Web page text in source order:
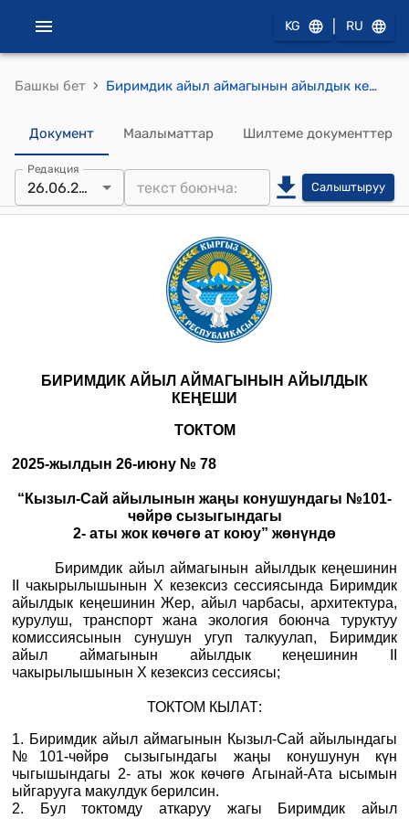
KG RU
Башкы бет › Биримдик айыл аймагынын айылдык кеңешинин 2025-жылдын 26-июнундагы № 78 “Кызыл-Сай айылынын жаңы конушундагы №101-чөйрө сызыгындагы 2- аты жок көчөгө ат коюу” жөнүндө" токтому
Документ Маалыматтар Шилтеме документтер
Редакция
26.06.2025 Салыштыруу